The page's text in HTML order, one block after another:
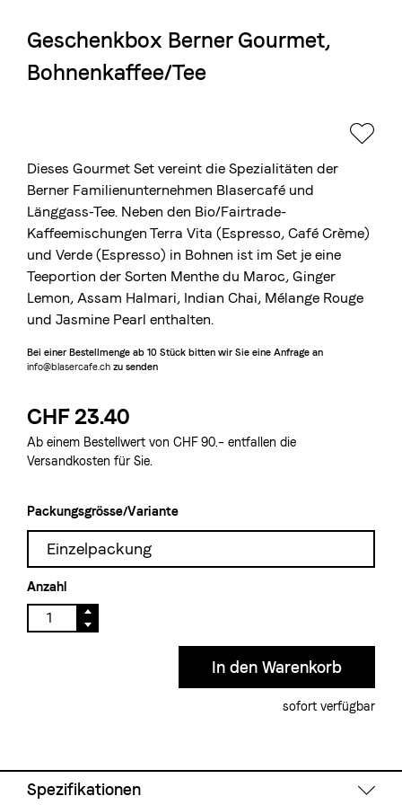
Die Berner Rösterei
Blasercafé
© 2026 Blasercafé AG
Geschenkbox Berner Gourmet,
Bohnenkaffee/Tee
Dieses Gourmet Set vereint die Spezialitäten der
Berner Familienunternehmen Blasercafé und
Länggass-Tee. Neben den Bio/Fairtrade-
Kaffeemischungen Terra Vita (Espresso, Café Crème)
und Verde (Espresso) in Bohnen ist im Set je eine
Teeportion der Sorten Menthe du Maroc, Ginger
Lemon, Assam Halmari, Indian Chai, Mélange Rouge
und Jasmine Pearl enthalten.
Bei einer Bestellmenge ab 10 Stück bitten wir Sie eine Anfrage an
info@blasercafe.ch zu senden
CHF 23.40
Ab einem Bestellwert von CHF 90.– entfallen die
Versandkosten für Sie.
Packungsgrösse/Variante
Einzelpackung
Anzahl
sofort verfügbar
Spezifikationen